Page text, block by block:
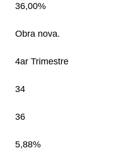
36,00%
Obra nova.
4ar Trimestre
34
36
5,88%